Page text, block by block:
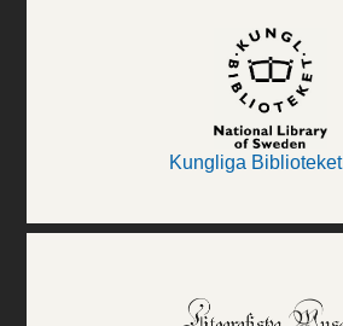
Kungliga Biblioteket